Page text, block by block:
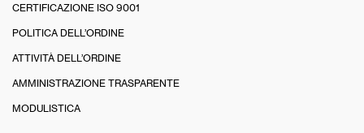
CERTIFICAZIONE ISO 9001
POLITICA DELL’ORDINE
ATTIVITÀ DELL’ORDINE
AMMINISTRAZIONE TRASPARENTE
MODULISTICA